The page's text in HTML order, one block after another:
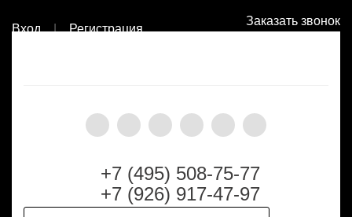
Вход | Регистрация
Заказать звонок
+7 (495) 508-75-77
+7 (926) 917-47-97